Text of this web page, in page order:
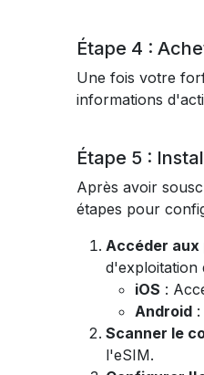
Étape 4 :
Une fois votre
informations
Étape 5 :
Après avoir
étapes pour
Accéder aux
d'exploitation
iOS :
Android
Scanner le
l'eSIM.